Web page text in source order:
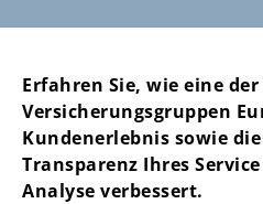
Erfahren Sie, wie eine
Versicherungsgruppen
Kundenerlebnis sowie
Transparenz Ihres
Analyse verbessert.